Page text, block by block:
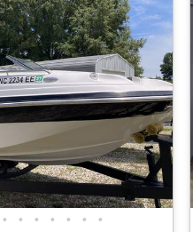
• • • • • • •